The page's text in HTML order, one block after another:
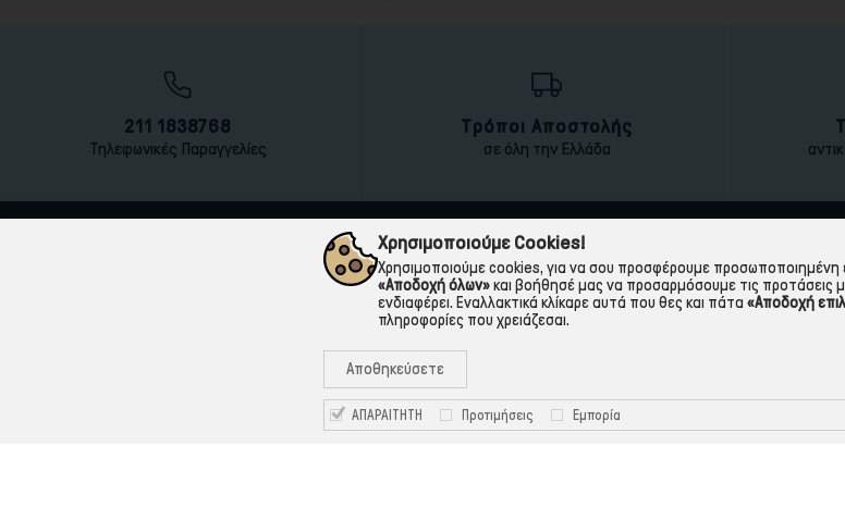
211 1838768
Τηλεφωνικές Παραγγελίες
Τρόποι Αποστολής
σε όλη την Ελλάδα
ΠΛΗΡΟΦΟΡΙΕΣ
Η εταιρεία
Όροι Χρήσης
Χρησιμοποιούμε Cookies!
Χρησιμοποιούμε cookies, για να σου προσφέρουμε προσωποποιημένη
«Αποδοχή όλων»και βοήθησέ μας να προσαρμόσουμε τις προτάσεις
ενδιαφέρει. Εναλλακτικά κλίκαρε αυτά που θες και πάτα «Αποδοχή
πληροφορίες που χρειάζεσαι.
Αποθηκεύσετε
ΑΠΑΡΑΙΤΗΤΗ Προτιμήσεις Εμπορία